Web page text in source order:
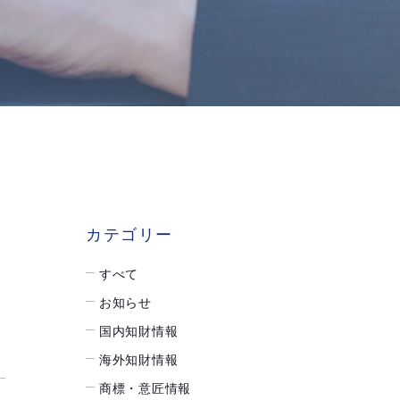
カテゴリー
すべて
お知らせ
国内知財情報
海外知財情報
商標・意匠情報